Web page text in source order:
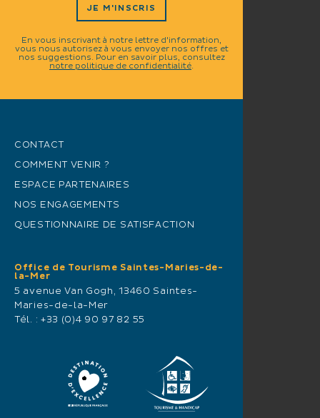
JE M'INSCRIS
En vous inscrivant à notre lettre d'information,
vous nous autorisez à vous envoyer nos offres et
nos suggestions. Pour en savoir plus, consultez
notre politique de confidentialité.
CONTACT
COMMENT VENIR ?
ESPACE PARTENAIRES
NOS ENGAGEMENTS
QUESTIONNAIRE DE SATISFACTION
Office de Tourisme Saintes-Maries-de-
la-Mer
5 avenue Van Gogh, 13460 Saintes-
Maries-de-la-Mer
Tél. : +33 (0)4 90 97 82 55